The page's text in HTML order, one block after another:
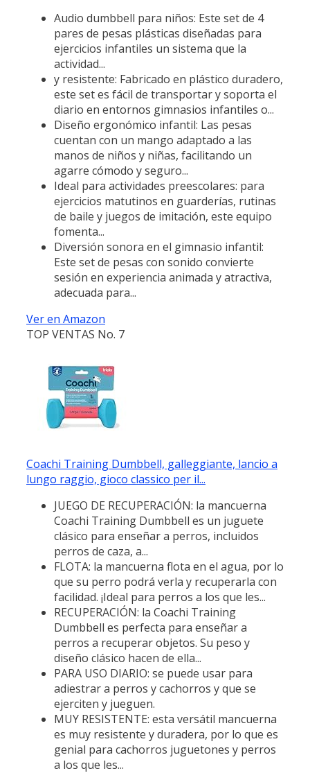
Audio dumbbell para niños: Este set de 4
pares de pesas plásticas diseñadas para
ejercicios infantiles un sistema que la
actividad...
y resistente: Fabricado en plástico duradero,
este set es fácil de transportar y soporta el
diario en entornos gimnasios infantiles o...
Diseño ergonómico infantil: Las pesas
cuentan con un mango adaptado a las
manos de niños y niñas, facilitando un
agarre cómodo y seguro...
Ideal para actividades preescolares: para
ejercicios matutinos en guarderías, rutinas
de baile y juegos de imitación, este equipo
fomenta...
Diversión sonora en el gimnasio infantil:
Este set de pesas con sonido convierte
sesión en experiencia animada y atractiva,
adecuada para...
Ver en Amazon
TOP VENTAS No. 7
Coachi Training Dumbbell, galleggiante, lancio a
lungo raggio, gioco classico per il...
JUEGO DE RECUPERACIÓN: la mancuerna
Coachi Training Dumbbell es un juguete
clásico para enseñar a perros, incluidos
perros de caza, a...
FLOTA: la mancuerna flota en el agua, por lo
que su perro podrá verla y recuperarla con
facilidad. ¡Ideal para perros a los que les...
RECUPERACIÓN: la Coachi Training
Dumbbell es perfecta para enseñar a
perros a recuperar objetos. Su peso y
diseño clásico hacen de ella...
PARA USO DIARIO: se puede usar para
adiestrar a perros y cachorros y que se
ejerciten y jueguen.
MUY RESISTENTE: esta versátil mancuerna
es muy resistente y duradera, por lo que es
genial para cachorros juguetones y perros
a los que les...